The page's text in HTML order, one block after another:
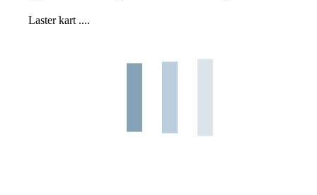
Laster kart ....